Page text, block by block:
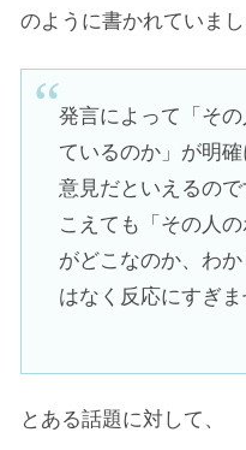
のように書かれていまし
発言によって「そ
ているのか」が明
意見だといえるの
こえても「その人
がどこなのか、わ
はなく反応にすぎま
とある話題に対して、